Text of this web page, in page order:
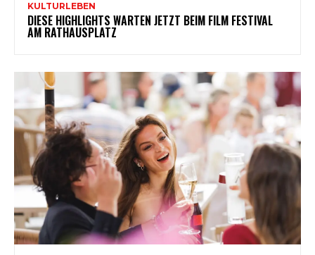
KULTURLEBEN
DIESE HIGHLIGHTS WARTEN JETZT BEIM FILM FESTIVAL
AM RATHAUSPLATZ